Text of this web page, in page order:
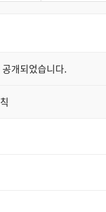
공개되었습니다.